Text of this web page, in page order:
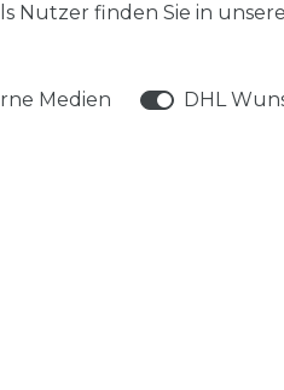
Nutzer finden Sie in
Medien
DHL